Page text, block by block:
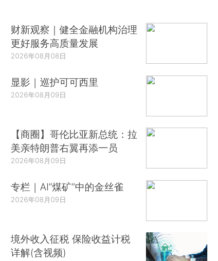
财新观察｜健全金融机构治理
更好服务高质量发展
2026年08月08日
显影｜巡护可可西里
2026年08月09日
【商圈】哥伦比亚新总统：拉
美亲特朗普右翼再添一员
2026年08月09日
专栏｜AI“煤矿”中的金丝雀
2026年08月09日
境外收入征税 保险收益计税
详解(含视频)